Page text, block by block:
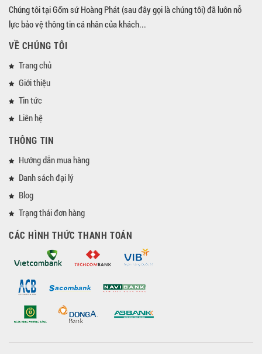
Chúng tôi tại Gốm sứ Hoàng Phát (sau đây gọi là chúng tôi) đã luôn nỗ
lực bảo vệ thông tin cá nhân của khách...
VỀ CHÚNG TÔI
Trang chủ
Giới thiệu
Tin tức
Liên hệ
THÔNG TIN
Hướng dẫn mua hàng
Danh sách đại lý
Blog
Trạng thái đơn hàng
CÁC HÌNH THỨC THANH TOÁN